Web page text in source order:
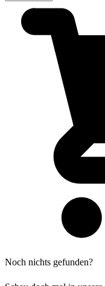
Noch nichts gefunden?